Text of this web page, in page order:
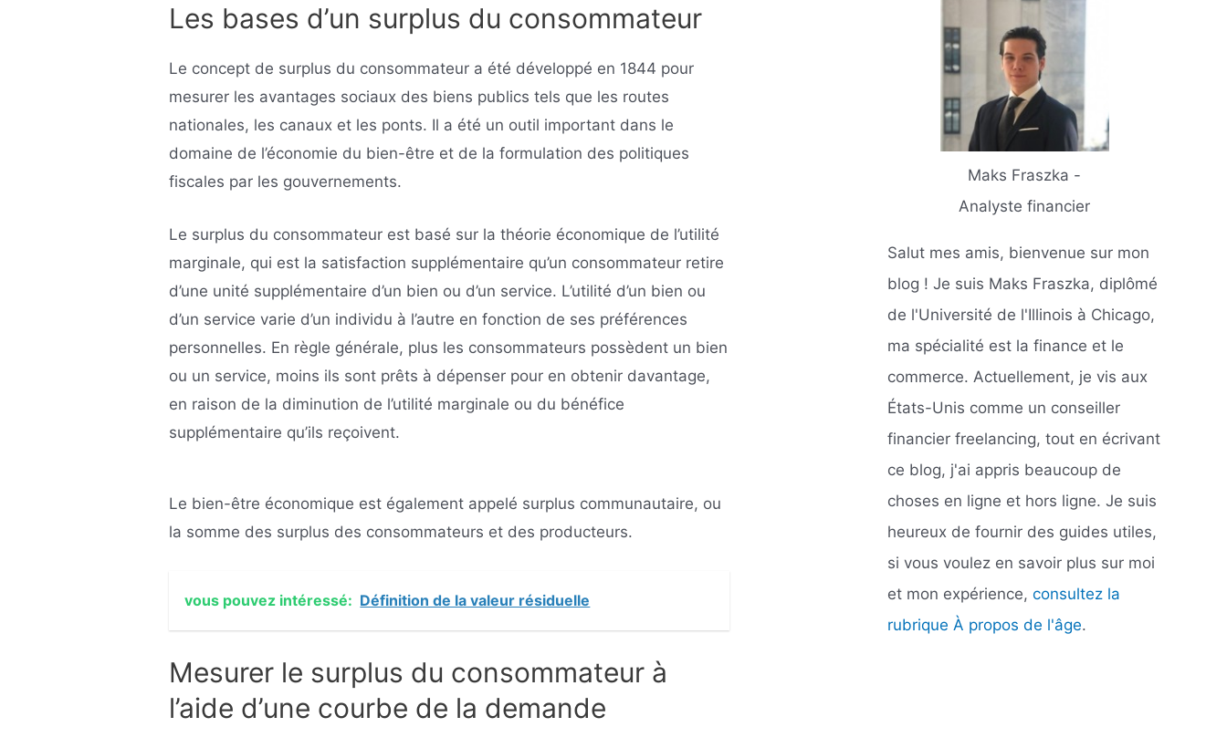
Les bases d’un surplus du consommateur
Le concept de surplus du consommateur a été développé en 1844 pour
mesurer les avantages sociaux des biens publics tels que les routes
nationales, les canaux et les ponts. Il a été un outil important dans le
domaine de l’économie du bien-être et de la formulation des politiques
fiscales par les gouvernements.
Le surplus du consommateur est basé sur la théorie économique de l’utilité
marginale, qui est la satisfaction supplémentaire qu’un consommateur retire
d’une unité supplémentaire d’un bien ou d’un service. L’utilité d’un bien ou
d’un service varie d’un individu à l’autre en fonction de ses préférences
personnelles. En règle générale, plus les consommateurs possèdent un bien
ou un service, moins ils sont prêts à dépenser pour en obtenir davantage,
en raison de la diminution de l’utilité marginale ou du bénéfice
supplémentaire qu’ils reçoivent.
Le bien-être économique est également appelé surplus communautaire, ou
la somme des surplus des consommateurs et des producteurs.
vous pouvez intéressé: Définition de la valeur résiduelle
Mesurer le surplus du consommateur à
l’aide d’une courbe de la demande
Maks Fraszka -
Analyste financier
Salut mes amis, bienvenue sur mon
blog ! Je suis Maks Fraszka, diplômé
de l'Université de l'Illinois à Chicago,
ma spécialité est la finance et le
commerce. Actuellement, je vis aux
États-Unis comme un conseiller
financier freelancing, tout en écrivant
ce blog, j'ai appris beaucoup de
choses en ligne et hors ligne. Je suis
heureux de fournir des guides utiles,
si vous voulez en savoir plus sur moi
et mon expérience, consultez la
rubrique À propos de l'âge.